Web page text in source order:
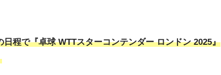
日程で『卓球 WTTスターコンテンダー ロンドン 2025』